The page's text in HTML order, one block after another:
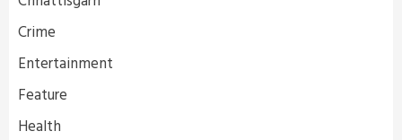
Crime
Entertainment
Feature
Health